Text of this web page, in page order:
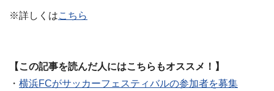
※詳しくはこちら
【この記事を読んだ人にはこちらもオススメ！】
・ 横浜FCがサッカーフェスティバルの参加者を募集